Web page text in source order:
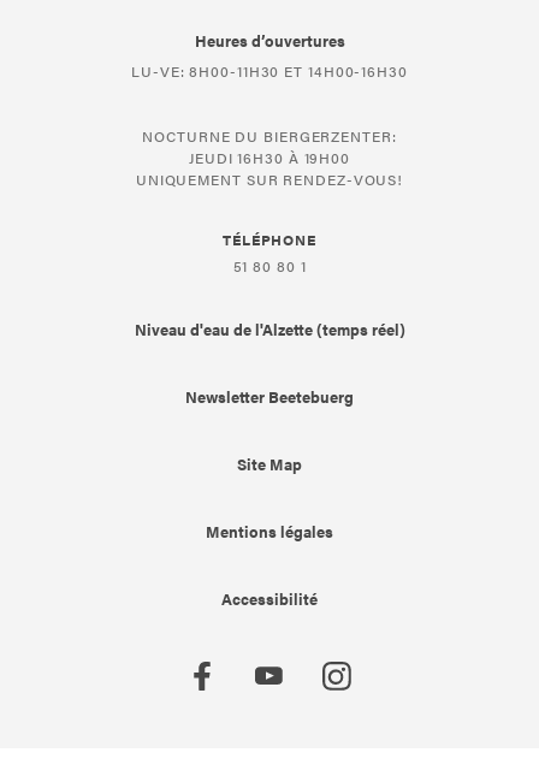
Heures d’ouvertures
LU-VE: 8H00-11H30 ET 14H00-16H30
NOCTURNE DU BIERGERZENTER:
JEUDI 16H30 À 19H00
UNIQUEMENT SUR RENDEZ-VOUS!
TÉLÉPHONE
51 80 80 1
Niveau d'eau de l'Alzette (temps réel)
Newsletter Beetebuerg
Site Map
Mentions légales
Accessibilité